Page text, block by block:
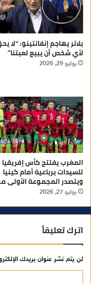
بلاتر يهاجم إنفانتينو: “لا
لأي شخص أن يبيع لعبتنا”
يوليو 29, 2026
المغرب يفتتح كأس إفريقيا
للسيدات برباعية أمام كينيا
ويتصدر المجموعة الأولى
يوليو 27, 2026
اترك تعليقاً
لن يتم نشر عنوان بريدك